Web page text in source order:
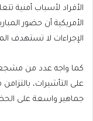
الأفراد لأسباب أمنية
الأمريكية أن حضور
الإجراءات لا تستهدف
كما واجه عدد من
على التأشيرات،
جماهير واسعة على